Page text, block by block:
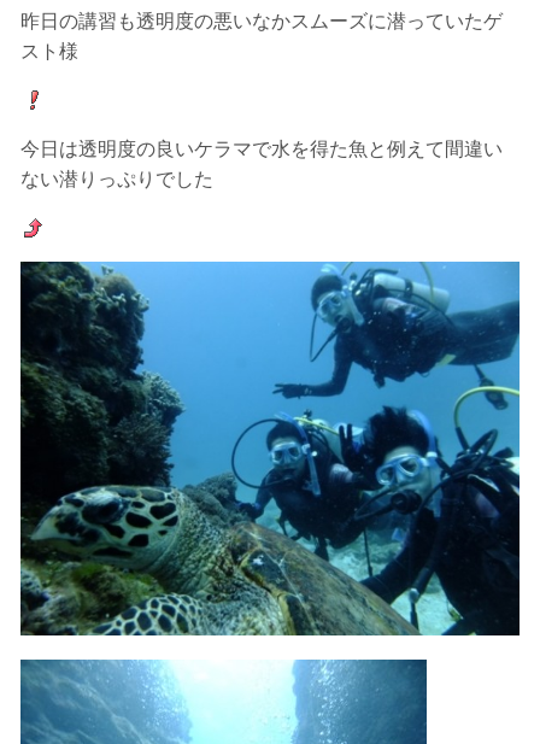
昨日の講習も透明度の悪いなかスムーズに潜っていたゲ
スト様
今日は透明度の良いケラマで水を得た魚と例えて間違い
ない潜りっぷりでした
一度でもそのような行動を取る人間を嫌がってしまう
と、その後スイムで近づくことができなくなる場合が多
いため、必ずこれらの事項をお守りください。
4.スイム遂行の可否と返金について
スイムが実施できるよう努めます。しかし、万が一海に
エントリーできなかった場合や、クジラを発見できなか
5.海況について
沖縄の1月～3月は、季節的に海が穏やかな日は多くあり
ません。そのため、多少の波やうねりがある中でスノー
ケリングを行う場合が多くなります。泳力や体力に自信
のない方、また船酔いしやすい方は、ご自身で事前に十
分な対策をお願いいたします。
6.参加条件
ツアー中に、スノーケリングやスキンダイビングの技術
が本ツアーに参加できるレベルに達していないと判断し
た場合には、参加をお断りする場合があります。スキン
ダイビングの経験が浅い方については、条件付きでのご
案内となる場合があります。その際のご返金には応じか
ねますので、あらかじめご了承ください。これまでの経
験については当日ご申告いただきますので、ご不安のあ
る方は事前にご相談ください。
7.器材やスーツのレンタル
ホエールスイム参加時に使用する器材やスーツのレンタ